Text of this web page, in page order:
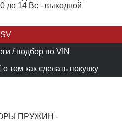
до 14 Вс - выходной
/ подбор по VIN
как сделать покупку
ПРУЖИН -